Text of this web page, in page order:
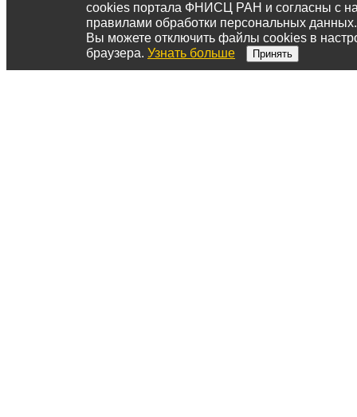
cookies портала ФНИСЦ РАН и согласны с
правилами обработки персональных данных.
Вы можете отключить файлы cookies в
браузера. Узнать больше Принять